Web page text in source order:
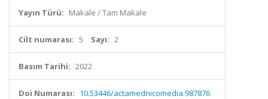
Yayın Türü: Makale / Tam Makale
Cilt numarası: 5 Sayı: 2
Basım Tarihi: 2022
Doi Numarası: 10.53446/actamednicomedia.987876